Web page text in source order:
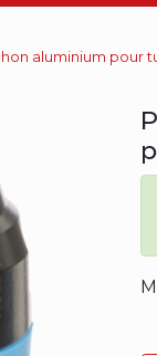
aluminium pour